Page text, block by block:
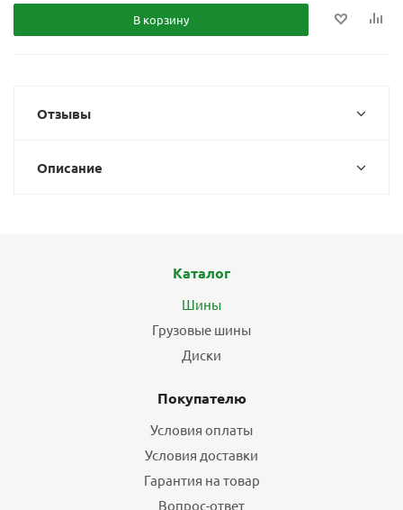
В корзину
Отзывы
Описание
Каталог
Шины
Грузовые шины
Диски
Покупателю
Условия оплаты
Условия доставки
Гарантия на товар
Вопрос-ответ